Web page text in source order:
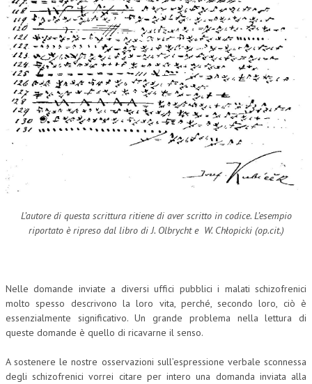
L’autore di questa scrittura ritiene di aver scritto in codice. L’esempio
riportato è ripreso dal libro di J. Olbrycht e W. Chłopicki (op.cit.)
Nelle domande inviate a diversi uffici pubblici i malati schizofrenici
molto spesso descrivono la loro vita, perché, secondo loro, ciò è
essenzialmente significativo. Un grande problema nella lettura di
queste domande è quello di ricavarne il senso.
A sostenere le nostre osservazioni sull’espressione verbale sconnessa
degli schizofrenici vorrei citare per intero una domanda inviata alla